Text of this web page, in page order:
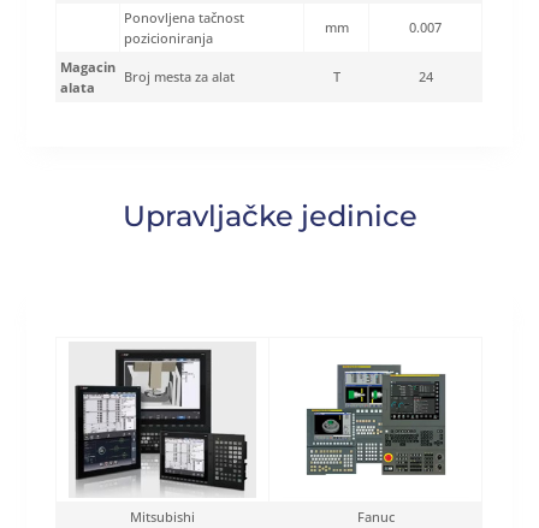
Ponovljena tačnost
pozicioniranja
mm 0.007
Magacin
alata
Broj mesta za alat T 24
Upravljačke jedinice
Mitsubishi Fanuc